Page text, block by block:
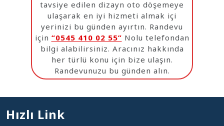
tavsiye edilen dizayn oto döşemeye
ulaşarak en iyi hizmeti almak içi
yerinizi bu günden ayırtın. Randevu
için “0545 410 02 55” Nolu telefondan
bilgi alabilirsiniz. Aracınız hakkında
her türlü konu için bize ulaşın.
Randevunuzu bu günden alın.
Hızlı Link